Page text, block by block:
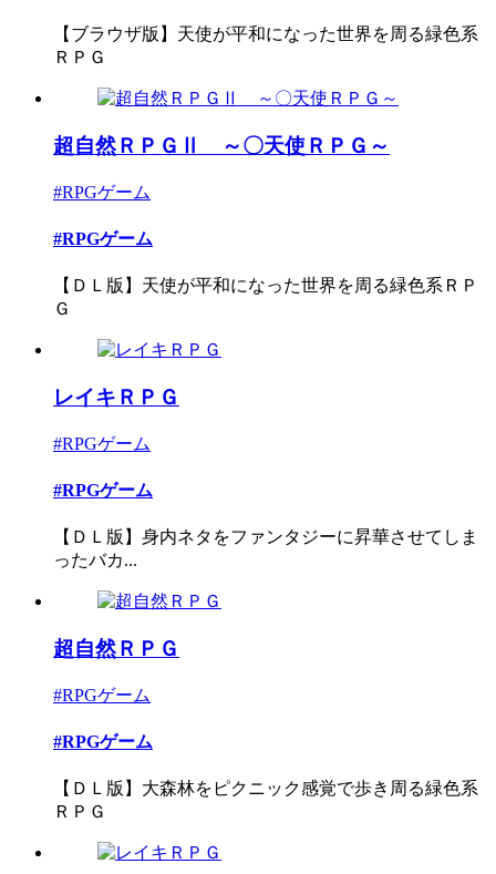
【ブラウザ版】天使が平和になった世界を周る緑色系
ＲＰＧ
超自然ＲＰＧⅡ ～〇天使ＲＰＧ～
#RPGゲーム
#RPGゲーム
【ＤＬ版】天使が平和になった世界を周る緑色系ＲＰ
Ｇ
レイキＲＰＧ
#RPGゲーム
#RPGゲーム
【ＤＬ版】身内ネタをファンタジーに昇華させてしま
ったバカ...
超自然ＲＰＧ
#RPGゲーム
#RPGゲーム
【ＤＬ版】大森林をピクニック感覚で歩き周る緑色系
ＲＰＧ